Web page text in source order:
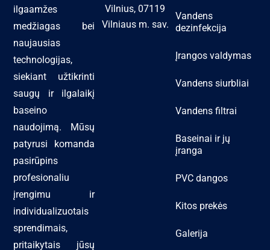
ilgaamžes
medžiagas bei
naujausias
technologijas,
siekiant užtikrinti
saugų ir ilgalaikį
baseino
naudojimą. Mūsų
patyrusi komanda
pasirūpins
profesionaliu
įrengimu ir
individualizuotais
sprendimais,
pritaikytais jūsų
Vilnius, 07119
Vilniaus m. sav.
Vandens
dezinfekcija
Įrangos valdymas
Vandens siurbliai
Vandens filtrai
Baseinai ir jų
įranga
PVC dangos
Kitos prekės
Galerija